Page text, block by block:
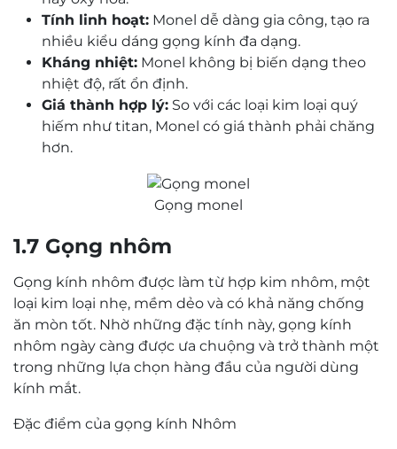
Tính linh hoạt: Monel dễ dàng gia công, tạo ra
nhiều kiểu dáng gọng kính đa dạng.
Kháng nhiệt: Monel không bị biến dạng theo
nhiệt độ, rất ổn định.
Giá thành hợp lý: So với các loại kim loại quý
hiếm như titan, Monel có giá thành phải chăng
hơn.
Gọng monel
1.7 Gọng nhôm
Gọng kính nhôm được làm từ hợp kim nhôm, một
loại kim loại nhẹ, mềm dẻo và có khả năng chống
ăn mòn tốt. Nhờ những đặc tính này, gọng kính
nhôm ngày càng được ưa chuộng và trở thành một
trong những lựa chọn hàng đầu của người dùng
kính mắt.
Đặc điểm của gọng kính Nhôm